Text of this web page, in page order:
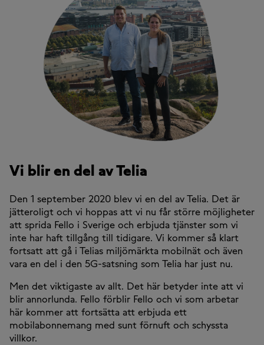
Vi blir en del av Telia
Den 1 september 2020 blev vi en del av Telia. Det är
jätteroligt och vi hoppas att vi nu får större möjligheter
att sprida Fello i Sverige och erbjuda tjänster som vi
inte har haft tillgång till tidigare. Vi kommer så klart
fortsatt att gå i Telias miljömärkta mobilnät och även
vara en del i den 5G-satsning som Telia har just nu.
Men det viktigaste av allt. Det här betyder inte att vi
blir annorlunda. Fello förblir Fello och vi som arbetar
här kommer att fortsätta att erbjuda ett
mobilabonnemang med sunt förnuft och schyssta
villkor.